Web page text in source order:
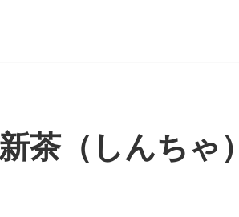
茶（しんちゃ）